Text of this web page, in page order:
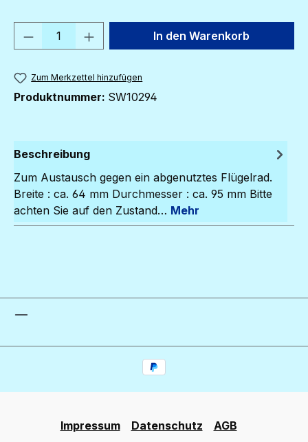
Produkt Anzahl: Gib denIn den Warenkorb
Zum Merkzettel hinzufügen
Produktnummer: SW10294
Beschreibung
Zum Austausch gegen ein abgenutztes Flügelrad.
Breite : ca. 64 mm Durchmesser : ca. 95 mm Bitte
achten Sie auf den Zustand… Mehr
Impressum Datenschutz
AGB